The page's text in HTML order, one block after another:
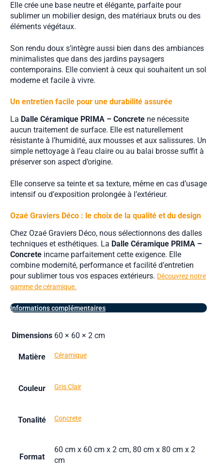
Elle crée une base neutre et élégante, parfaite pour
sublimer un mobilier design, des matériaux bruts ou des
éléments végétaux.
Son rendu doux s’intègre aussi bien dans des ambiances
minimalistes que dans des jardins paysagers
contemporains. Elle convient à ceux qui souhaitent un sol
moderne et facile à vivre.
Un entretien facile pour une durabilité assurée
La Dalle Céramique PRIMA – Concretene nécessite
aucun traitement de surface. Elle est naturellement
résistante à l’humidité, aux mousses et aux salissures. Un
simple nettoyage à l’eau claire ou au balai brosse suffit à
préserver son aspect d’origine.
Elle conserve sa teinte et sa texture, même en cas d’usage
intensif ou d’exposition prolongée à l’extérieur.
Ozaé Graviers Déco : le choix de la qualité et du design
Chez Ozaé Graviers Déco, nous sélectionnons des dalles
techniques et esthétiques. La Dalle Céramique PRIMA –
Concreteincarne parfaitement cette exigence. Elle
combine modernité, performance et facilité d’entretien
pour sublimer tous vos espaces extérieurs. Découvrez notre
gamme de céramique.
Informations complémentaires
Dimensions 60 × 60 × 2 cm
Matière Céramique
Couleur Gris Clair
Tonalité Concrete
Format
60 cm x 60 cm x 2 cm, 80 cm x 80 cm x 2
cm